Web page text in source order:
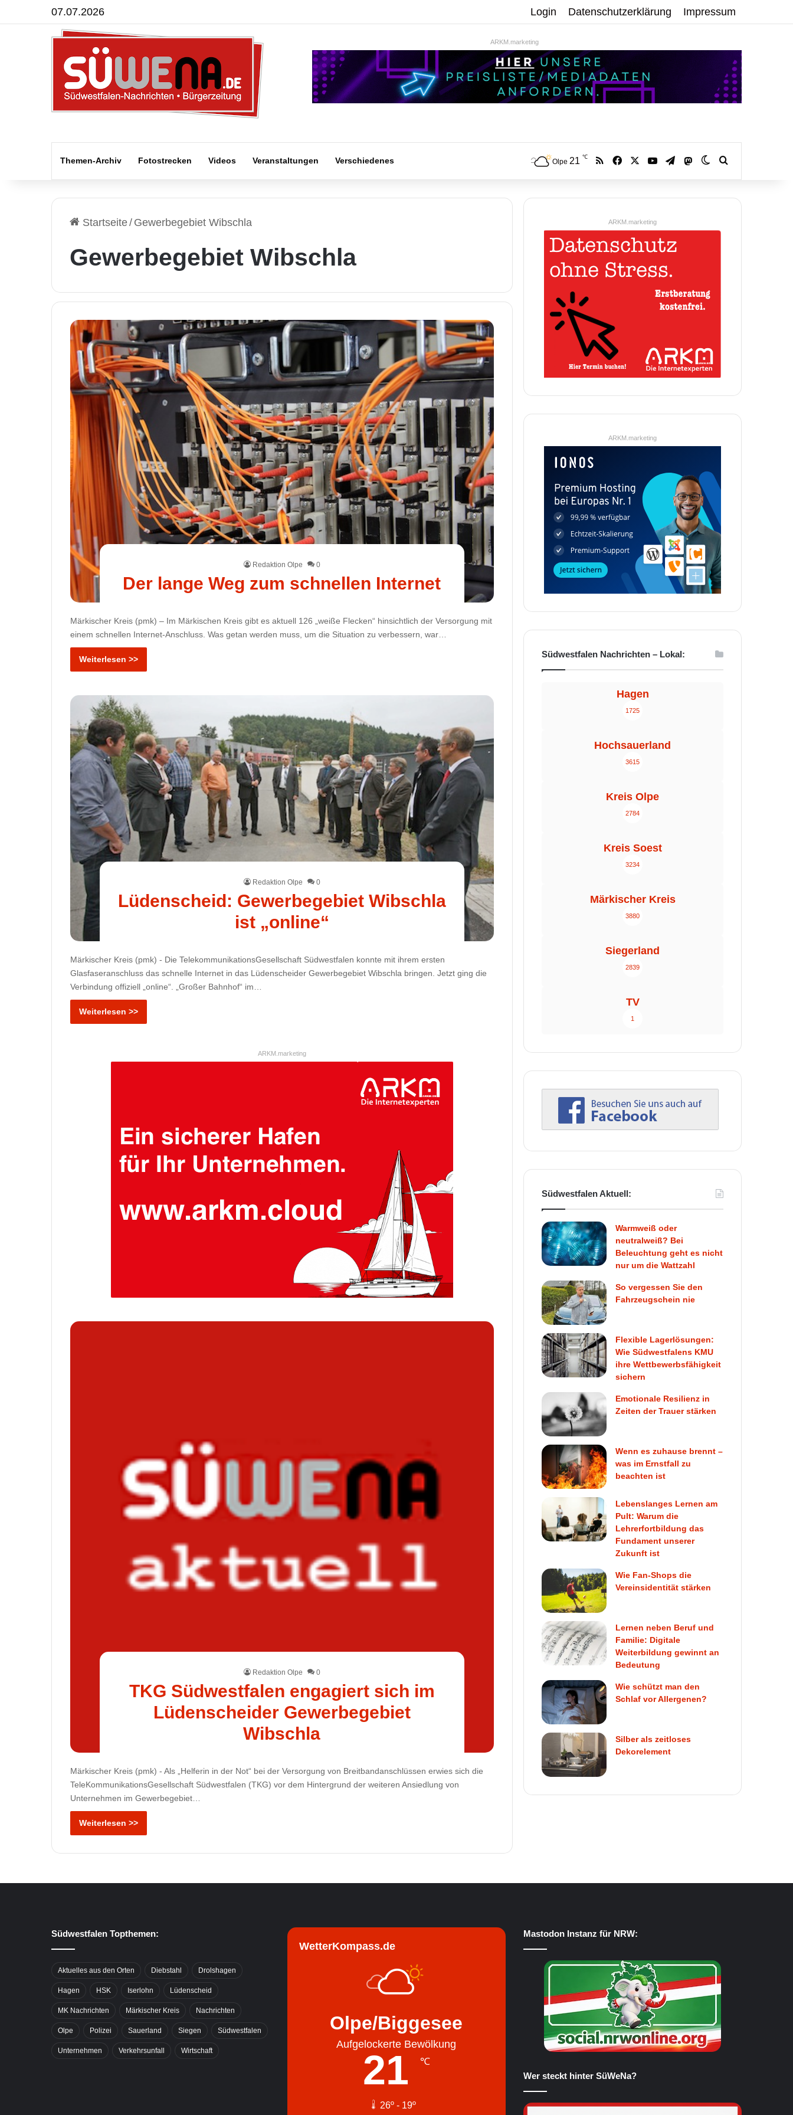
07.07.2026 Login Datenschutzerklärung Impressum
ARKM.marketing
Themen-Archiv Fotostrecken Videos Veranstaltungen Verschiedenes Olpe 21 ℃ RSS Facebook YouTubeTelegramMastodonSkin umschalten
Startseite/ Gewerbegebiet Wibschla
Gewerbegebiet Wibschla
Redaktion Olpe 0
Der lange Weg zum schnellen Internet
Märkischer Kreis (pmk) – Im Märkischen Kreis gibt es aktuell 126 „weiße Flecken“ hinsichtlich der Versorgung mit
einem schnellen Internet-Anschluss. Was getan werden muss, um die Situation zu verbessern, war…
Weiterlesen >>
Redaktion Olpe 0
Lüdenscheid: Gewerbegebiet Wibschla
ist „online“
Märkischer Kreis (pmk) - Die TelekommunikationsGesellschaft Südwestfalen konnte mit ihrem ersten
Glasfaseranschluss das schnelle Internet in das Lüdenscheider Gewerbegebiet Wibschla bringen. Jetzt ging die
Verbindung offiziell „online“. „Großer Bahnhof“ im…
Weiterlesen >>
ARKM.marketing
Redaktion Olpe 0
TKG Südwestfalen engagiert sich im
Lüdenscheider Gewerbegebiet
Wibschla
Märkischer Kreis (pmk) - Als „Helferin in der Not“ bei der Versorgung von Breitbandanschlüssen erwies sich die
TeleKommunikationsGesellschaft Südwestfalen (TKG) vor dem Hintergrund der weiteren Ansiedlung von
Unternehmen im Gewerbegebiet…
Weiterlesen >>
ARKM.marketing
ARKM.marketing
Südwestfalen Nachrichten – Lokal:
Hagen
1725
Hochsauerland
3615
Kreis Olpe
2784
Kreis Soest
3234
Märkischer Kreis
3880
Siegerland
2839
TV
1
Südwestfalen Aktuell:
Warmweiß oder
neutralweiß? Bei
Beleuchtung geht es nicht
nur um die Wattzahl
So vergessen Sie den
Fahrzeugschein nie
Flexible Lagerlösungen:
Wie Südwestfalens KMU
ihre Wettbewerbsfähigkeit
sichern
Emotionale Resilienz in
Zeiten der Trauer stärken
Wenn es zuhause brennt –
was im Ernstfall zu
beachten ist
Lebenslanges Lernen am
Pult: Warum die
Lehrerfortbildung das
Fundament unserer
Zukunft ist
Wie Fan-Shops die
Vereinsidentität stärken
Lernen neben Beruf und
Familie: Digitale
Weiterbildung gewinnt an
Bedeutung
Wie schützt man den
Schlaf vor Allergenen?
Silber als zeitloses
Dekorelement
Südwestfalen Topthemen:
Aktuelles aus den Orten Diebstahl Drolshagen
Hagen HSK Iserlohn Lüdenscheid
MK Nachrichten Märkischer Kreis Nachrichten
Olpe Polizei Sauerland Siegen Südwestfalen
Unternehmen Verkehrsunfall Wirtschaft
WetterKompass.de
Olpe/Biggesee
Aufgelockerte Bewölkung
21 ℃
26º - 19º
Mastodon Instanz für NRW:
Wer steckt hinter SüWeNa?